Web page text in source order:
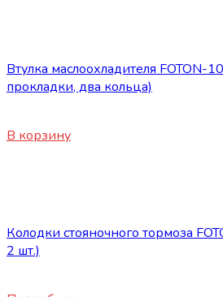
Втулка маслоохладителя FOTON-
прокладки, два кольца)
В корзину
Колодки стояночного тормоза
2 шт.)